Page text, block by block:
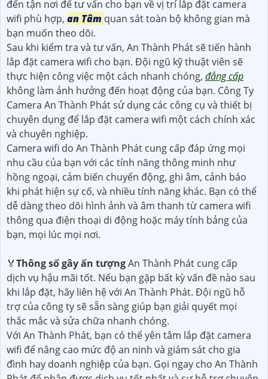
An Thành Phát là một công ty chuyên cung cấp dịch vụ
lắp đặt camera wifi chất lượng và hiệu quả. Với nhiều
năm kinh nghiệm trong ngành công nghệ thông tin và
an ninh, An Thành Phát đã xây dựng được uy tín và
niềm tin từ khách hàng.
Khi bạn lựa chọn An Thành Phát, bạn sẽ nhận được sự
tư vấn và hướng dẫn chuyên nghiệp từ đội ngũ kỹ thuật
viên giàu kinh nghiệm. Công Ty Camera An Thành Phát
đến tận nơi để tư vấn cho bạn về vị trí lắp đặt camera
wifi phù hợp,an Tâmquan sát toàn bộ không gian mà
bạn muốn theo dõi.
Sau khi kiểm tra và tư vấn, An Thành Phát sẽ tiến hành
lắp đặt camera wifi cho bạn. Đội ngũ kỹ thuật viên sẽ
thực hiện công việc một cách nhanh chóng,đẳng cấp
không làm ảnh hưởng đến hoạt động của bạn. Công Ty
Camera An Thành Phát sử dụng các công cụ và thiết bị
chuyên dụng để lắp đặt camera wifi một cách chính xác
và chuyên nghiệp.
Camera wifi do An Thành Phát cung cấp đáp ứng mọi
nhu cầu của bạn với các tính năng thông minh như
hồng ngoại, cảm biến chuyển động, ghi âm, cảnh báo
khi phát hiện sự cố, và nhiều tính năng khác. Bạn có thể
dễ dàng theo dõi hình ảnh và âm thanh từ camera wifi
thông qua điện thoại di động hoặc máy tính bảng của
bạn, mọi lúc mọi nơi.